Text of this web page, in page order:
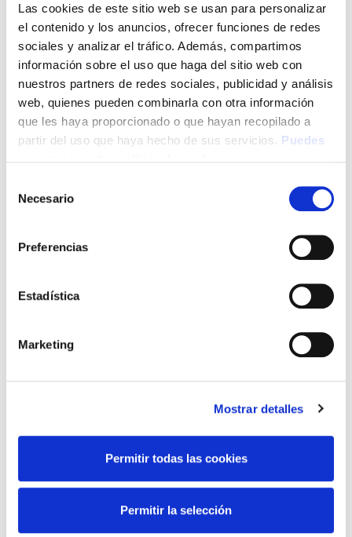
Las cookies de este sitio web se usan para personalizar
el contenido y los anuncios, ofrecer funciones de redes
sociales y analizar el tráfico. Además, compartimos
información sobre el uso que haga del sitio web con
nuestros partners de redes sociales, publicidad y análisis
web, quienes pueden combinarla con otra información
que les haya proporcionado o que hayan recopilado a
partir del uso que haya hecho de sus servicios. Puedes
Necesario
Preferencias
Estadística
Marketing
Mostrar detalles
Permitir todas las cookies
Permitir la selección
Latest Post
Presentación Campaña
Fotoprotección Álava 2026
12 de June de 2026
EVENTO EXPOFAMILY 2026